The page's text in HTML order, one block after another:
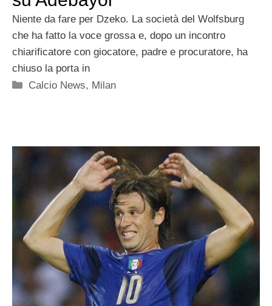
Niente da fare per Dzeko. La società del Wolfsburg
che ha fatto la voce grossa e, dopo un incontro
chiarificatore con giocatore, padre e procuratore, ha
chiuso la porta in
Categorie
Calcio News, Milan